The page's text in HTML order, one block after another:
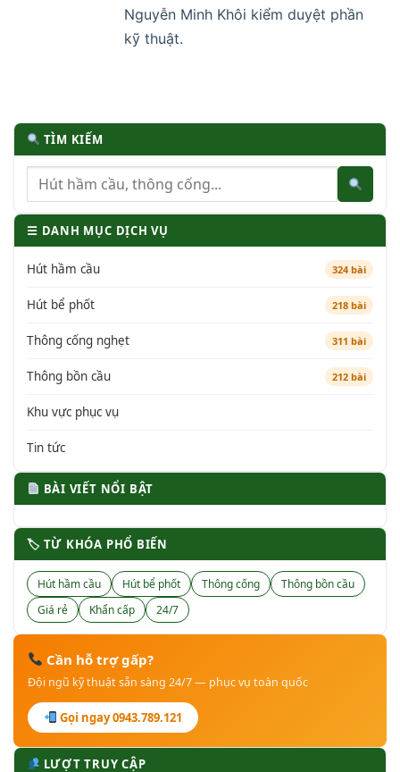
Nguyễn Minh Khôi kiểm duyệt phần
kỹ thuật.
TÌM KIẾM
☰ DANH MỤC DỊCH VỤ
Hút hầm cầu 324 bài
Hút bể phốt 218 bài
Thông cống nghẹt 311 bài
Thông bồn cầu 212 bài
Khu vực phục vụ
Tin tức
BÀI VIẾT NỔI BẬT
🏷 TỪ KHÓA PHỔ BIẾN
Hút hầm cầu Hút bể phốt Thông cống
Thông bồn cầu
Giá rẻ
Khẩn cấp 24/7
Cần hỗ trợ gấp?
Đội ngũ kỹ thuật sẵn sàng 24/7 — phục vụ toàn quốc
Gọi ngay 0943.789.121
LƯỢT TRUY CẬP